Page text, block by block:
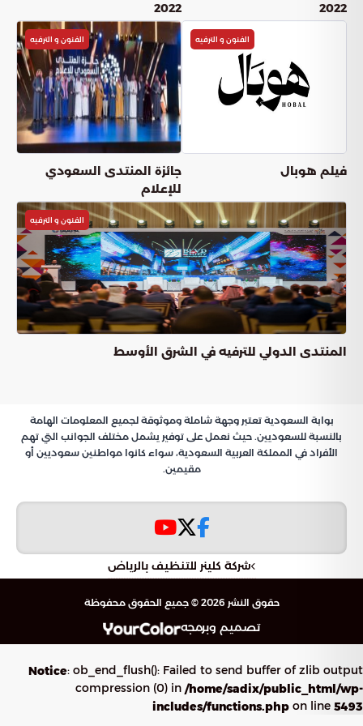
2022
2022
الفنون و الترفيه
فيلم هوبال
الفنون و الترفيه
جائزة المنتدى السعودي
للإعلام
الفنون و الترفيه
المنتدى الدولي للترفيه في الشرق الأوسط
بوابة السعودية تعتبر وجهة شاملة وموثوقة لجميع المعلومات الهامة
بالنسبة للسعوديين. حيث نعمل على توفير يشمل مختلف الجوانب التي تهم
الأفراد في المملكة العربية السعودية، سواء كانوا مواطنين سعوديين أو
مقيمين.
شركة كلينر للتنظيف بالرياض
حقوق النشر 2026 © جميع الحقوق محفوظة
تصميم وبرمجه
Notice: ob_end_flush(): Failed to send buffer of zlib output
compression (0) in /home/sadix/public_html/wp-
includes/functions.php on line 5493